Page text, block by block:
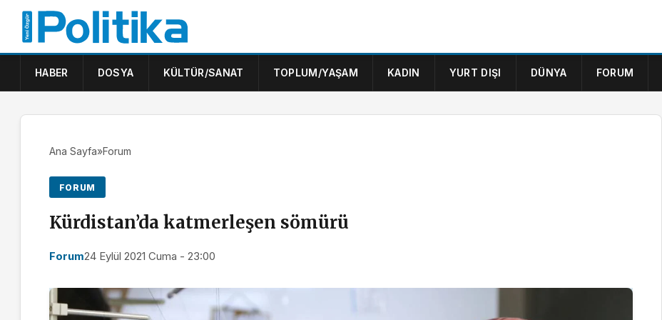
HABER DOSYA KÜLTÜR/SANAT TOPLUM/YAŞAM KADIN YURT DIŞI DÜNYA FORUM
Ana Sayfa»Forum
FORUM
Kürdistan’da katmerleşen sömürü
Forum24 Eylül 2021 Cuma - 23:00